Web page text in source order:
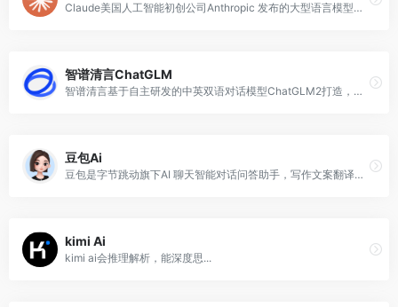
Claude美国人工智能初创公司Anthropic 发布的大型语言模型家族，拥有高级推理、视觉分析、代码生成、多语言处理、多模态等能力
智谱清言ChatGLM
智谱清言基于自主研发的中英双语对话模型ChatGLM2打造，经过万亿字符的文本与代码预训练，支持多轮对话，具备内容创作、信息归纳总结等能力
豆包Ai
豆包是字节跳动旗下AI 聊天智能对话问答助手，写作文案翻译编程全能工具。豆包为你答疑解惑，提供灵感，辅助创作。
kimi Ai
kimi ai会推理解析，能深度思...